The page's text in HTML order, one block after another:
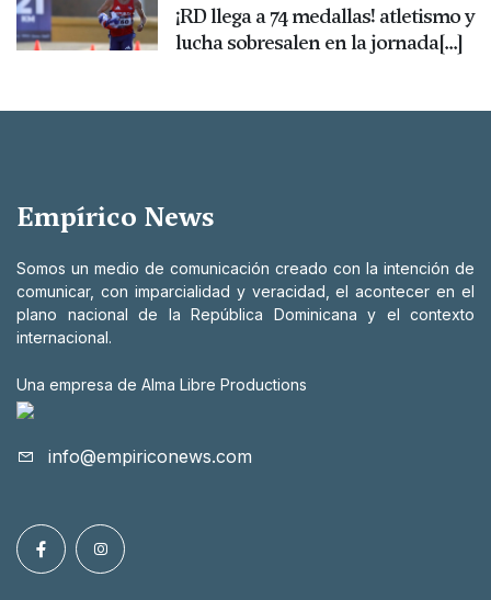
¡RD llega a 74 medallas! atletismo y
lucha sobresalen en la jornada[...]
Empírico News
Somos un medio de comunicación creado con la intención de
comunicar, con imparcialidad y veracidad, el acontecer en el
plano nacional de la República Dominicana y el contexto
internacional.
Una empresa de Alma Libre Productions
info@empiriconews.com